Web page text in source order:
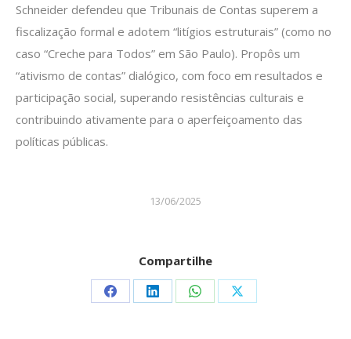
Schneider defendeu que Tribunais de Contas superem a
fiscalização formal e adotem “litígios estruturais” (como no
caso “Creche para Todos” em São Paulo). Propôs um
“ativismo de contas” dialógico, com foco em resultados e
participação social, superando resistências culturais e
contribuindo ativamente para o aperfeiçoamento das
políticas públicas.
13/06/2025
Compartilhe
Share Share Share Share